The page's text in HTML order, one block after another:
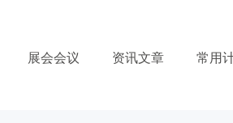
展会会议 资讯文章 常用